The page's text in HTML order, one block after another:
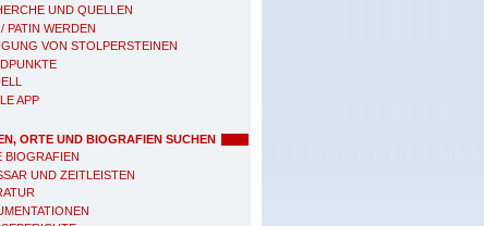
UND QUELLEN
PATIN WERDEN
VON STOLPERSTEINEN
APP
ORTE UND BIOGRAFIEN SUCHEN
BIOGRAFIEN
UND ZEITLEISTEN